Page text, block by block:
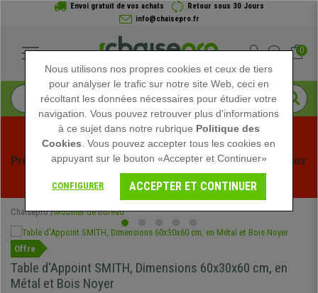
Envoi gratuit de vos achats
Retour sous 30 Jours
info@chaisepro.fr
0
Profitez des soldes d'été chez Chaisepro ! Des réductions
exclusives pour une durée limitée - Voir l'offre
Chaisepro Mobilier de bureau
Offre
Table d'Appoint SMITH, Dimensions 60x30x60 cm, en
Métal et Bois Noyer
Nous utilisons nos propres cookies et ceux de tiers
pour analyser le trafic sur notre site Web, ceci en
récoltant les données nécessaires pour étudier votre
navigation. Vous pouvez retrouver plus d'informations
à ce sujet dans notre rubrique Politique des
Cookies . Vous pouvez accepter tous les cookies en
appuyant sur le bouton «Accepter et Continuer»
CONFIGURER ACCEPTER ET CONTINUER